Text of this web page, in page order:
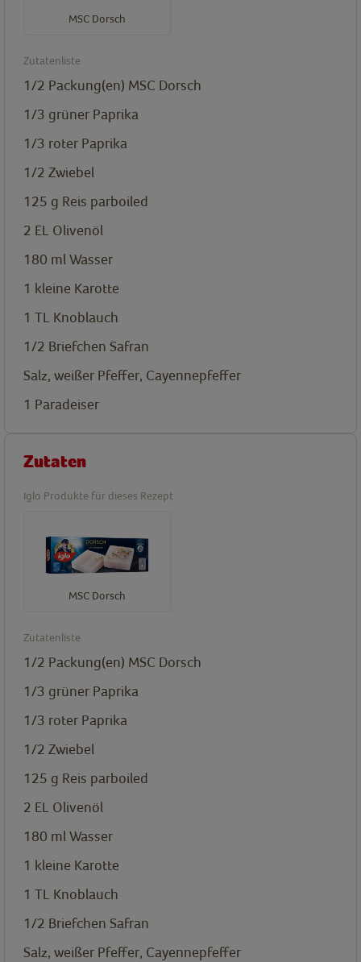
MSC Dorsch
Zutatenliste
1/2 Packung(en) MSC Dorsch
1/3 grüner Paprika
1/3 roter Paprika
1/2 Zwiebel
125 g Reis parboiled
2 EL Olivenöl
180 ml Wasser
1 kleine Karotte
1 TL Knoblauch
1/2 Briefchen Safran
Salz, weißer Pfeffer, Cayennepfeffer
1 Paradeiser
Zutaten
Iglo Produkte für dieses Rezept
MSC Dorsch
Zutatenliste
1/2 Packung(en) MSC Dorsch
1/3 grüner Paprika
1/3 roter Paprika
1/2 Zwiebel
125 g Reis parboiled
2 EL Olivenöl
180 ml Wasser
1 kleine Karotte
1 TL Knoblauch
1/2 Briefchen Safran
Salz, weißer Pfeffer, Cayennepfeffer